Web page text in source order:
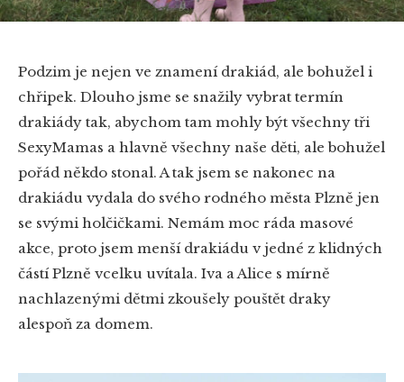
Podzim je nejen ve znamení drakiád, ale bohužel i
chřipek. Dlouho jsme se snažily vybrat termín
drakiády tak, abychom tam mohly být všechny tři
SexyMamas a hlavně všechny naše děti, ale bohužel
pořád někdo stonal. A tak jsem se nakonec na
drakiádu vydala do svého rodného města Plzně jen
se svými holčičkami. Nemám moc ráda masové
akce, proto jsem menší drakiádu v jedné z klidných
částí Plzně vcelku uvítala. Iva a Alice s mírně
nachlazenými dětmi zkoušely pouštět draky
alespoň za domem.